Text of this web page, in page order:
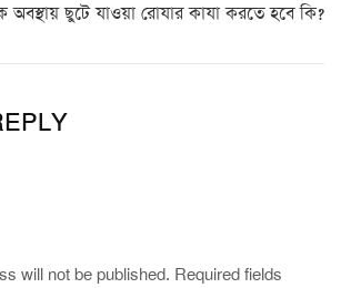
অবস্থায় ছুটে যাওয়া রোযার কাযা করতে হবে কি?
will not be published. Required fields